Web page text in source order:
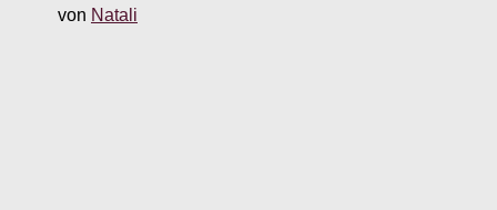
von Natali